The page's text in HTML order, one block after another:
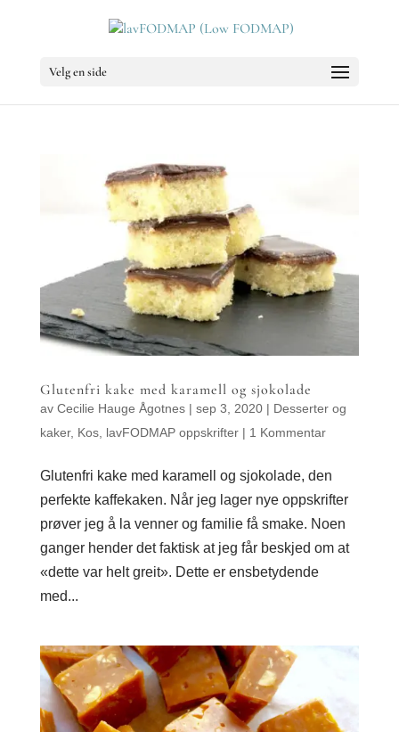
Velg en side
Glutenfri kake med karamell og sjokolade
av Cecilie Hauge Ågotnes| sep 3, 2020| Desserter og
kaker, Kos, lavFODMAP oppskrifter| 1 Kommentar
Glutenfri kake med karamell og sjokolade, den
perfekte kaffekaken. Når jeg lager nye oppskrifter
prøver jeg å la venner og familie få smake. Noen
ganger hender det faktisk at jeg får beskjed om at
«dette var helt greit». Dette er ensbetydende
med...